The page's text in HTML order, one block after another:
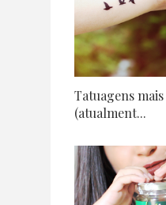
Tatuagens
(atualment...